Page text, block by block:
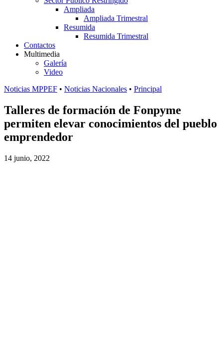
Ampliada
Ampliada Trimestral
Resumida
Resumida Trimestral
Contactos
Multimedia
Galería
Video
Noticias MPPEF • Noticias Nacionales • Principal
Talleres de formación de Fonpyme
permiten elevar conocimientos del pueblo
emprendedor
14 junio, 2022